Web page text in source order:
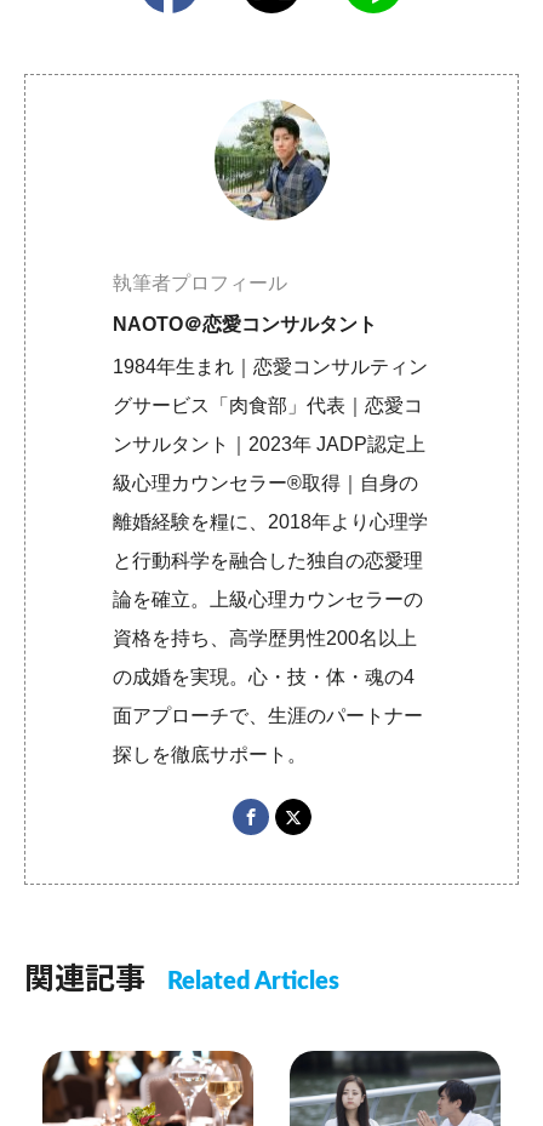
執筆者プロフィール
NAOTO＠恋愛コンサルタント
1984年生まれ｜恋愛コンサルティン
グサービス「肉食部」代表｜恋愛コ
ンサルタント｜2023年 JADP認定上
級心理カウンセラー®取得｜自身の
離婚経験を糧に、2018年より心理学
と行動科学を融合した独自の恋愛理
論を確立。上級心理カウンセラーの
資格を持ち、高学歴男性200名以上
の成婚を実現。心・技・体・魂の4
面アプローチで、生涯のパートナー
探しを徹底サポート。
関連記事 Related Articles